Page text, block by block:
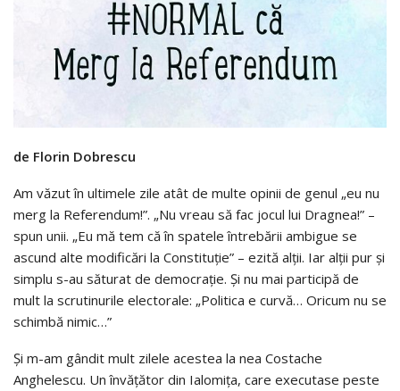
de Florin Dobrescu
Am văzut în ultimele zile atât de multe opinii de genul „eu nu
merg la Referendum!”. „Nu vreau să fac jocul lui Dragnea!” –
spun unii. „Eu mă tem că în spatele întrebării ambigue se
ascund alte modificări la Constituție” – ezită alții. Iar alții pur și
simplu s-au săturat de democrație. Și nu mai participă de
mult la scrutinurile electorale: „Politica e curvă… Oricum nu se
schimbă nimic…”
Și m-am gândit mult zilele acestea la nea Costache
Anghelescu. Un învățător din Ialomița, care executase peste